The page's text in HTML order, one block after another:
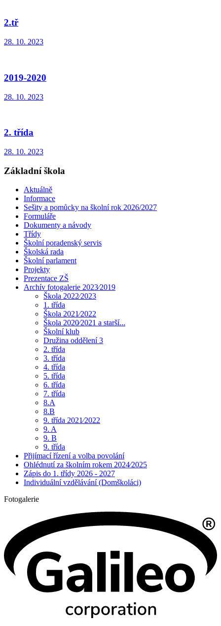
2.tř
28. 10. 2023
2019-2020
28. 10. 2023
2. třída
28. 10. 2023
Základní škola
Aktuálně
Informace
Sešity a pomůcky na školní rok 2026/2027
Formuláře
Dokumenty a návody
Třídy
Školní poradenský servis
Školská rada
Školní parlament
Projekty
Prezentace ZŠ
Archív fotogalerie 2023⁄2019
Škola 2022⁄2023
1. třída
Škola 2021⁄2022
Škola 2020⁄2021 a starší...
Školní klub
Družina oddělení 3
2. třída
3. třída
4. třída
5. třída
6. třída
7. třída
8.A
8.B
9. třída 2021⁄2022
9. A
9. B
9. třída
Přijímací řízení a volba povolání
Ohlédnutí za školním rokem 2024⁄2025
Zápis do 1. třídy 2026 - 2027
Individuální vzdělávání (Domškoláci)
Fotogalerie